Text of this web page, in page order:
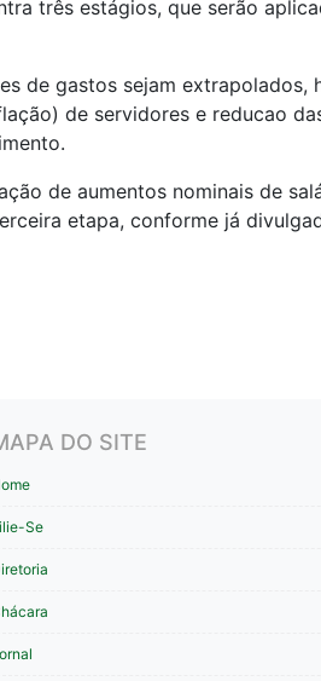
três estágios, que serão
de gastos sejam
de servidores e reducao
de aumentos nominais de
etapa, conforme já
DO SITE
Se